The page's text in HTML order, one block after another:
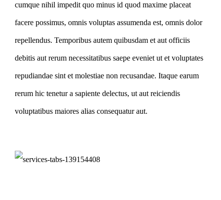
cumque nihil impedit quo minus id quod maxime placeat
facere possimus, omnis voluptas assumenda est, omnis dolor
repellendus. Temporibus autem quibusdam et aut officiis
debitis aut rerum necessitatibus saepe eveniet ut et voluptates
repudiandae sint et molestiae non recusandae. Itaque earum
rerum hic tenetur a sapiente delectus, ut aut reiciendis
voluptatibus maiores alias consequatur aut.